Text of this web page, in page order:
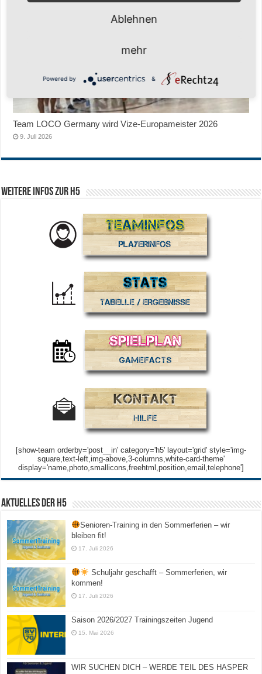
Team LOCO Germany wird Vize-Europameister 2026
9. Juli 2026
Weitere Infos zur H5
[show-team orderby='post__in' category='h5' layout='grid' style='img-
square,text-left,img-above,3-columns,white-card-theme'
display='name,photo,smallicons,freehtml,position,email,telephone']
Aktuelles der H5
Senioren-Training in den Sommerferien – wir
bleiben fit!
17. Juli 2026
Schuljahr geschafft – Sommerferien, wir
kommen!
17. Juli 2026
Saison 2026/2027 Trainingszeiten Jugend
15. Mai 2026
WIR SUCHEN DICH – WERDE TEIL DES HASPER
Ablehnen
mehr
Powered by &